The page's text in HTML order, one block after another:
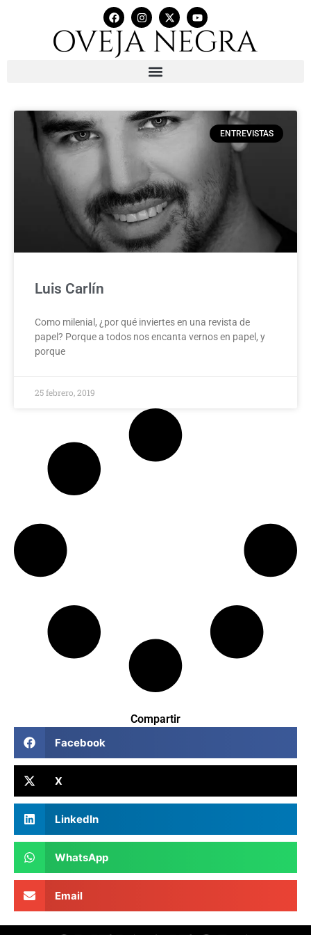
ENTREVISTAS
Luis Carlín
Como milenial, ¿por qué inviertes en una revista de
papel? Porque a todos nos encanta vernos en papel, y
porque
25 febrero, 2019
Compartir
Facebook
X
LinkedIn
WhatsApp
Email